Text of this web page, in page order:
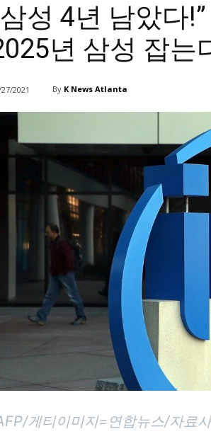
성 4년 남았다
년 삼성 잡는
2021 By K News Atlanta
게티이미지=연합뉴스/자료